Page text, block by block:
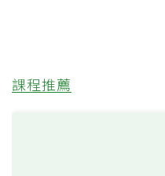
課程推薦